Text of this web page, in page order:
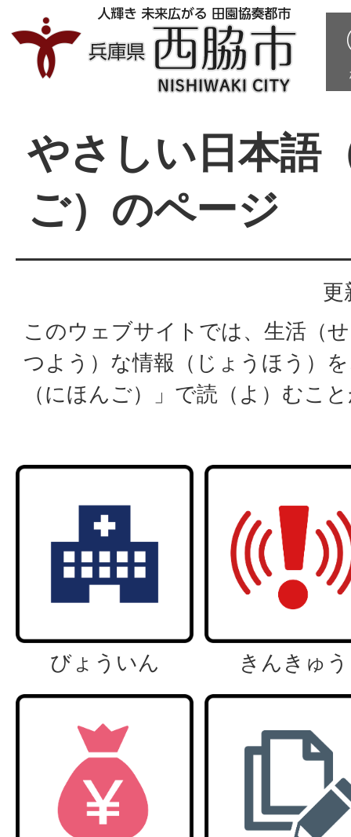
やさしい日本語
ご）のページ
更
このウェブサイトでは、生活（
つよう）な情報（じょうほう）
（にほんご）」で読（よ）むこ
びょういん きんきゅう